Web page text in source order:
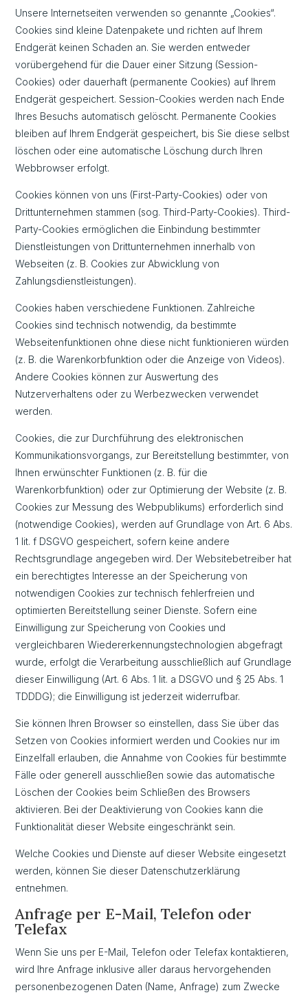
Unsere Internetseiten verwenden so genannte „Cookies“.
Cookies sind kleine Datenpakete und richten auf Ihrem
Endgerät keinen Schaden an. Sie werden entweder
vorübergehend für die Dauer einer Sitzung (Session-
Cookies) oder dauerhaft (permanente Cookies) auf Ihrem
Endgerät gespeichert. Session-Cookies werden nach Ende
Ihres Besuchs automatisch gelöscht. Permanente Cookies
bleiben auf Ihrem Endgerät gespeichert, bis Sie diese selbst
löschen oder eine automatische Löschung durch Ihren
Webbrowser erfolgt.
Cookies können von uns (First-Party-Cookies) oder von
Drittunternehmen stammen (sog. Third-Party-Cookies). Third-
Party-Cookies ermöglichen die Einbindung bestimmter
Dienstleistungen von Drittunternehmen innerhalb von
Webseiten (z. B. Cookies zur Abwicklung von
Zahlungsdienstleistungen).
Cookies haben verschiedene Funktionen. Zahlreiche
Cookies sind technisch notwendig, da bestimmte
Webseitenfunktionen ohne diese nicht funktionieren würden
(z. B. die Warenkorbfunktion oder die Anzeige von Videos).
Andere Cookies können zur Auswertung des
Nutzerverhaltens oder zu Werbezwecken verwendet
werden.
Cookies, die zur Durchführung des elektronischen
Kommunikationsvorgangs, zur Bereitstellung bestimmter, von
Ihnen erwünschter Funktionen (z. B. für die
Warenkorbfunktion) oder zur Optimierung der Website (z. B.
Cookies zur Messung des Webpublikums) erforderlich sind
(notwendige Cookies), werden auf Grundlage von Art. 6 Abs.
1 lit. f DSGVO gespeichert, sofern keine andere
Rechtsgrundlage angegeben wird. Der Websitebetreiber hat
ein berechtigtes Interesse an der Speicherung von
notwendigen Cookies zur technisch fehlerfreien und
optimierten Bereitstellung seiner Dienste. Sofern eine
Einwilligung zur Speicherung von Cookies und
vergleichbaren Wiedererkennungstechnologien abgefragt
wurde, erfolgt die Verarbeitung ausschließlich auf Grundlage
dieser Einwilligung (Art. 6 Abs. 1 lit. a DSGVO und § 25 Abs. 1
TDDDG); die Einwilligung ist jederzeit widerrufbar.
Sie können Ihren Browser so einstellen, dass Sie über das
Setzen von Cookies informiert werden und Cookies nur im
Einzelfall erlauben, die Annahme von Cookies für bestimmte
Fälle oder generell ausschließen sowie das automatische
Löschen der Cookies beim Schließen des Browsers
aktivieren. Bei der Deaktivierung von Cookies kann die
Funktionalität dieser Website eingeschränkt sein.
Welche Cookies und Dienste auf dieser Website eingesetzt
werden, können Sie dieser Datenschutzerklärung
entnehmen.
Anfrage per E-Mail, Telefon oder
Telefax
Wenn Sie uns per E-Mail, Telefon oder Telefax kontaktieren,
wird Ihre Anfrage inklusive aller daraus hervorgehenden
personenbezogenen Daten (Name, Anfrage) zum Zwecke